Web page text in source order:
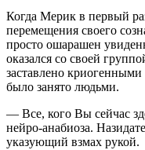
Когда Мерик в первый
перемещения своего
просто ошарашен
оказался со своей
заставлено
было занято людьми.
— Все, кого Вы сейчас
нейро-анабиоза.
указующий взмах рукой.